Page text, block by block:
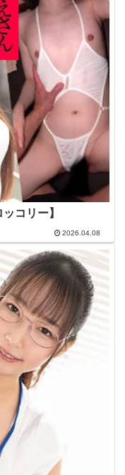
コリー】
2026.04.08